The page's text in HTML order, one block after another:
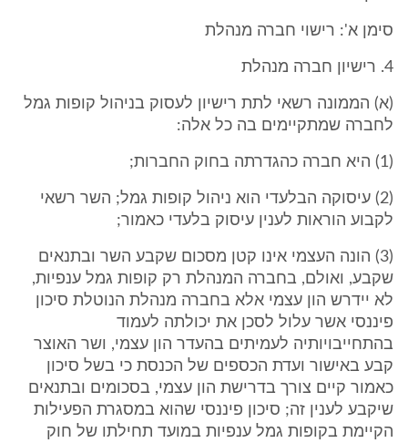
סימן א': רישוי חברה מנהלת
4. רישיון חברה מנהלת
(א) הממונה רשאי לתת רישיון לעסוק בניהול קופות גמל
לחברה שמתקיימים בה כל אלה:
(1) היא חברה כהגדרתה בחוק החברות;
(2) עיסוקה הבלעדי הוא ניהול קופות גמל; השר רשאי
לקבוע הוראות לענין עיסוק בלעדי כאמור;
(3) הונה העצמי אינו קטן מסכום שקבע השר ובתנאים
שקבע, ואולם, בחברה המנהלת רק קופות גמל ענפיות,
לא יידרש הון עצמי אלא בחברה מנהלת הנוטלת סיכון
פיננסי אשר עלול לסכן את יכולתה לעמוד
בהתחייבויותיה לעמיתים בהעדר הון עצמי, ושר האוצר
קבע באישור ועדת הכספים של הכנסת כי בשל סיכון
כאמור קיים צורך בדרישת הון עצמי, בסכומים ובתנאים
שיקבע לענין זה; סיכון פיננסי שהוא במסגרת הפעילות
הקיימת בקופות גמל ענפיות במועד תחילתו של חוק